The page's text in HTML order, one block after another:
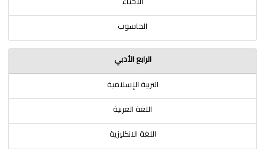
الحاسوب
الرابع الأدبي
التربية الإسلامية
اللغة العربية
اللغة الانكليزية